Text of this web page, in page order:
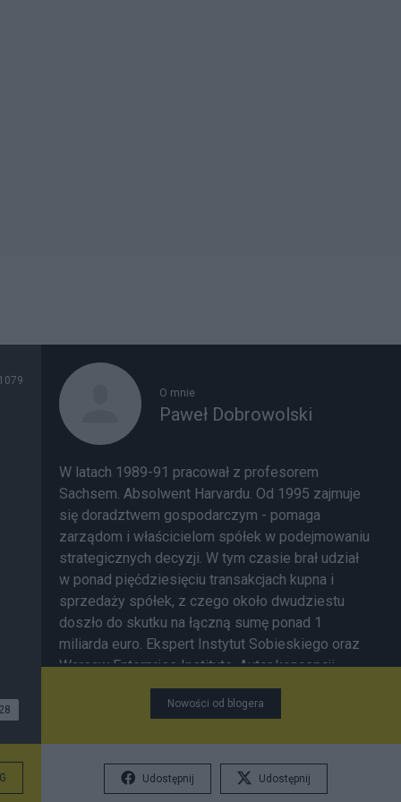
1079
28
O mnie
Paweł Dobrowolski
W latach 1989-91 pracował z profesorem
Sachsem. Absolwent Harvardu. Od 1995 zajmuje
się doradztwem gospodarczym - pomaga
zarządom i właścicielom spółek w podejmowaniu
strategicznych decyzji. W tym czasie brał udział
w ponad pięćdziesięciu transakcjach kupna i
sprzedaży spółek, z czego około dwudziestu
doszło do skutku na łączną sumę ponad 1
miliarda euro. Ekspert Instytut Sobieskiego oraz
Warsaw Enterprise Institute. Autor koncepcji
wprowadzenia do polskiego porządku prawnego
Publicznego Wysłuchania. Pomiędzy rokiem
współpracowników oraz po raz pierwszy w
historii FOR doprowadził do wzrostu środków
Nowości od blogera
Udostępnij Udostępnij